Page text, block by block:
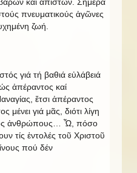
πνευματικούς ἀγῶνες
ζωή.
γιά τή βαθιά εὐλάβειά
ἀπέραντος καί
ἔτσι ἀπέραντος
μένει γιά μᾶς, διότι λίγη
ἀνθρώπους… Ὦ, πόσο
τίς ἐντολές τοῦ Χριστοῦ
πού δέν